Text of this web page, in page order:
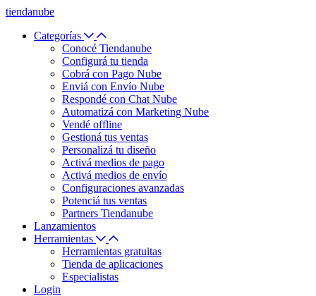
tiendanube
Categorías
Conocé Tiendanube
Configurá tu tienda
Cobrá con Pago Nube
Enviá con Envío Nube
Respondé con Chat Nube
Automatizá con Marketing Nube
Vendé offline
Gestioná tus ventas
Personalizá tu diseño
Activá medios de pago
Activá medios de envío
Configuraciones avanzadas
Potenciá tus ventas
Partners Tiendanube
Lanzamientos
Herramientas
Herramientas gratuitas
Tienda de aplicaciones
Especialistas
Login